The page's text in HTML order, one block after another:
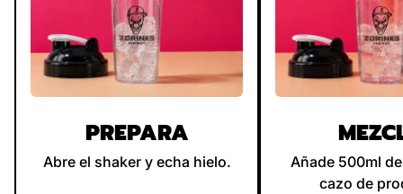
PREPARA
Abre el shaker y echa hielo.
Añade 500ml
cazo de